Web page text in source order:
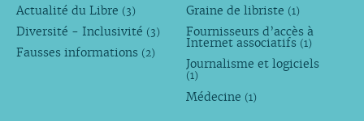
Actualité du Libre (3)
Diversité - Inclusivité (3)
Fausses informations (2)
Graine de libriste (1)
Fournisseurs d’accès à
Internet associatifs (1)
Journalisme et logiciels
(1)
Médecine (1)